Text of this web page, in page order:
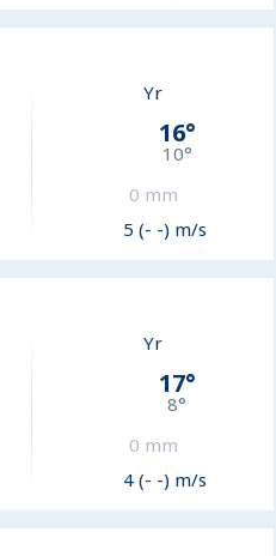
Yr
16°
10°
0 mm
5 (- -) m/s
Yr
17°
8°
0 mm
4 (- -) m/s